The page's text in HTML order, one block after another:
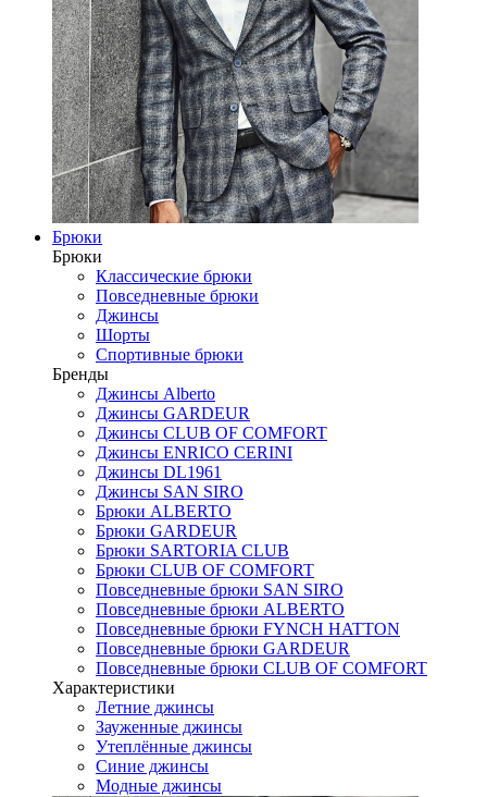
Брюки
Брюки
Классические брюки
Повседневные брюки
Джинсы
Шорты
Спортивные брюки
Бренды
Джинсы Alberto
Джинсы GARDEUR
Джинсы CLUB OF COMFORT
Джинсы ENRICO CERINI
Джинсы DL1961
Джинсы SAN SIRO
Брюки ALBERTO
Брюки GARDEUR
Брюки SARTORIA CLUB
Брюки CLUB OF COMFORT
Повседневные брюки SAN SIRO
Повседневные брюки ALBERTO
Повседневные брюки FYNCH HATTON
Повседневные брюки GARDEUR
Повседневные брюки CLUB OF COMFORT
Характеристики
Летние джинсы
Зауженные джинсы
Утеплённые джинсы
Синие джинсы
Модные джинсы